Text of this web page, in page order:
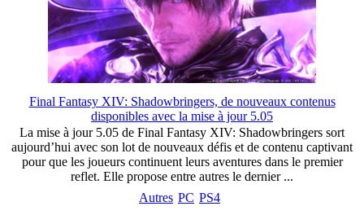
Final Fantasy XIV: Shadowbringers, de nouveaux contenus
disponibles avec la mise à jour 5.05
La mise à jour 5.05 de Final Fantasy XIV: Shadowbringers sort
aujourd’hui avec son lot de nouveaux défis et de contenu captivant
pour que les joueurs continuent leurs aventures dans le premier
reflet. Elle propose entre autres le dernier ...
Autres PC PS4